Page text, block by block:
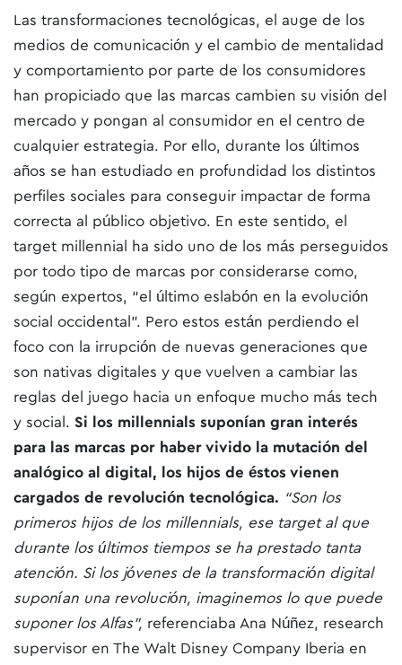
Las transformaciones tecnológicas, el auge de los
medios de comunicación y el cambio de mentalidad
y comportamiento por parte de los consumidores
han propiciado que las marcas cambien su visión del
mercado y pongan al consumidor en el centro de
cualquier estrategia. Por ello, durante los últimos
años se han estudiado en profundidad los distintos
perfiles sociales para conseguir impactar de forma
correcta al público objetivo. En este sentido, el
target millennial ha sido uno de los más perseguidos
por todo tipo de marcas por considerarse como,
según expertos, “el último eslabón en la evolución
social occidental”. Pero estos están perdiendo el
foco con la irrupción de nuevas generaciones que
son nativas digitales y que vuelven a cambiar las
reglas del juego hacia un enfoque mucho más tech
y social. Si los millennials suponían gran interés
para las marcas por haber vivido la mutación del
analógico al digital, los hijos de éstos vienen
cargados de revolución tecnológica. “Son los
primeros hijos de los millennials, ese target al que
durante los últimos tiempos se ha prestado tanta
atención. Si los jóvenes de la transformación digital
suponían una revolución, imaginemos lo que puede
suponer los Alfas”, referenciaba Ana Núñez, research
supervisor en The Walt Disney Company Iberia en